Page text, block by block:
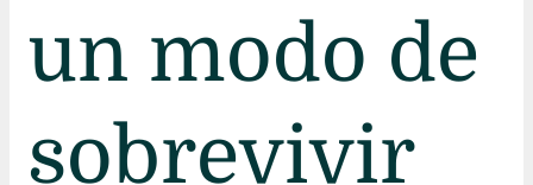
un modo de
sobrevivir